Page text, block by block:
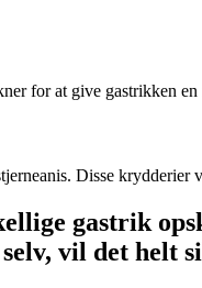
for at give gastrikken en
Disse
gastrik
vil det